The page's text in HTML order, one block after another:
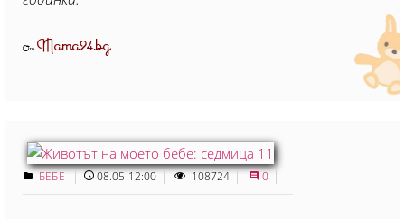
ОтMama24.bg
БЕБЕ 08.05 12:00 108724 0